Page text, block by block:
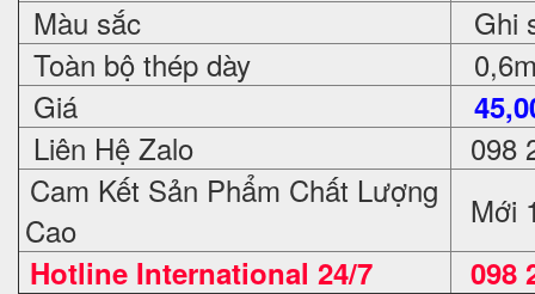
Màu sắc
Ghi
Toàn bộ thép dày
Giá
45,0
Liên Hệ Zalo
098
Cam Kết Sản Phẩm Chất Lượng
Cao
Mới
Hotline International 24/7 098